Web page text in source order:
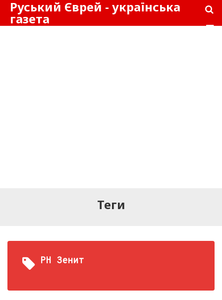
Руський Єврей - українська
газета
Теги
РН Зенит